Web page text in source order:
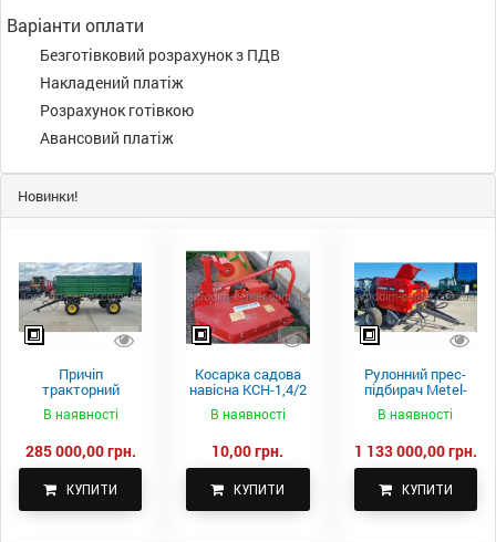
Варіанти оплати
Безготівковий розрахунок з ПДВ
Накладений платіж
Розрахунок готівкою
Авансовий платіж
Новинки!
Причіп
тракторний
самоскидний
Spike 2 ПТС-4
В наявності
285 000,00 грн.
КУПИТИ
Косарка садова
навісна КСН-1,4/2
В наявності
10,00 грн.
КУПИТИ
Рулонний прес-
підбирач Metel-
Fach Z 587
В наявності
1 133 000,00 грн.
КУПИТИ